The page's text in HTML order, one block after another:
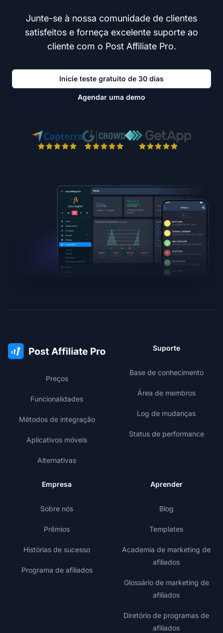
Junte-se à nossa comunidade de clientes
satisfeitos e forneça excelente suporte ao
cliente com o Post Affiliate Pro.
Inicie teste gratuito de 30 dias
Agendar uma demo
Preços
Funcionalidades
Métodos de integração
Aplicativos móveis
Alternativas
Suporte
Base de conhecimento
Área de membros
Log de mudanças
Status de performance
Empresa
Sobre nós
Prêmios
Histórias de sucesso
Programa de afiliados
Aprender
Blog
Templates
Academia de marketing de
afiliados
Glossário de marketing de
afiliados
Diretório de programas de
afiliados